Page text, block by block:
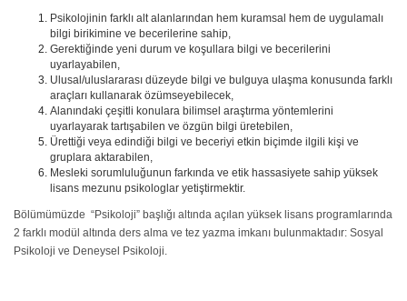
Psikolojinin farklı alt alanlarından hem kuramsal hem de uygulamalı
bilgi birikimine ve becerilerine sahip,
Gerektiğinde yeni durum ve koşullara bilgi ve becerilerini
uyarlayabilen,
Ulusal/uluslararası düzeyde bilgi ve bulguya ulaşma konusunda farklı
araçları kullanarak özümseyebilecek,
Alanındaki çeşitli konulara bilimsel araştırma yöntemlerini
uyarlayarak tartışabilen ve özgün bilgi üretebilen,
Ürettiği veya edindiği bilgi ve beceriyi etkin biçimde ilgili kişi ve
gruplara aktarabilen,
Mesleki sorumluluğunun farkında ve etik hassasiyete sahip yüksek
lisans mezunu psikologlar yetiştirmektir.
Bölümümüzde “Psikoloji” başlığı altında açılan yüksek lisans programlarında
2 farklı modül altında ders alma ve tez yazma imkanı bulunmaktadır: Sosyal
Psikoloji ve Deneysel Psikoloji.